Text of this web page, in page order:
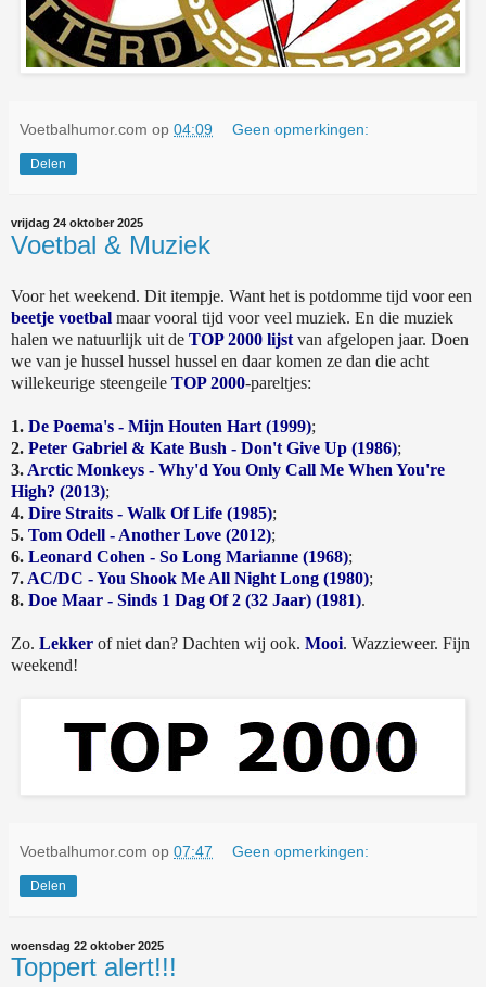
Voetbalhumor.com op 04:09 Geen opmerkingen:
Delen
vrijdag 24 oktober 2025
Voetbal & Muziek
Voor het weekend. Dit itempje. Want het is potdomme tijd voor een
beetje voetbal maar vooral tijd voor veel muziek. En die muziek
halen we natuurlijk uit de TOP 2000 lijst van afgelopen jaar. Doen
we van je hussel hussel hussel en daar komen ze dan die acht
willekeurige steengeile TOP 2000-pareltjes:
1. De Poema's - Mijn Houten Hart (1999);
2. Peter Gabriel & Kate Bush - Don't Give Up (1986);
3. Arctic Monkeys - Why'd You Only Call Me When You're
High? (2013);
4. Dire Straits - Walk Of Life (1985);
5. Tom Odell - Another Love (2012);
6. Leonard Cohen - So Long Marianne (1968);
7. AC/DC - You Shook Me All Night Long (1980);
8. Doe Maar - Sinds 1 Dag Of 2 (32 Jaar) (1981).
Zo. Lekker of niet dan? Dachten wij ook. Mooi. Wazzieweer. Fijn
weekend!
Voetbalhumor.com op 07:47 Geen opmerkingen:
Delen
woensdag 22 oktober 2025
Toppert alert!!!